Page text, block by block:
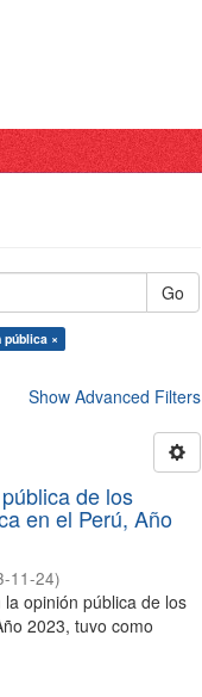
Go
pública ×
Show Advanced Filters
de los
en el Perú, Año
11-24)
opinión pública de los
2023, tuvo como